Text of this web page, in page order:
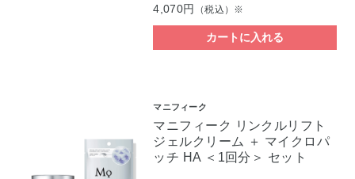
4,070円 （税込）※
カートに入れる
マニフィーク
マニフィーク リンクルリフト
ジェルクリーム ＋ マイクロパ
ッチ HA ＜1回分＞ セット